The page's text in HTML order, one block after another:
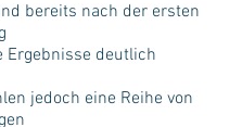
bereits nach der ersten
Ergebnisse deutlich
jedoch eine Reihe von